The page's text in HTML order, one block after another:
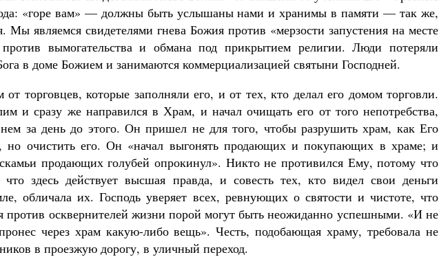
«горе вам» — должны быть услышаны нами и хранимы в памяти — так же,
Мы являемся свидетелями гнева Божия против «мерзости запустения на месте
вымогательства и обмана под прикрытием религии. Люди потеряли
в доме Божием и занимаются коммерциализацией святыни Господней.
торговцев, которые заполняли его, и от тех, кто делал его домом торговли.
и сразу же направился в Храм, и начал очищать его от того непотребства,
за день до этого. Он пришел не для того, чтобы разрушить храм, как Его
но очистить его. Он «начал выгонять продающих и покупающих в храме; и
продающих голубей опрокинул». Никто не противился Ему, потому что
здесь действует высшая правда, и совесть тех, кто видел свои деньги
обличала их. Господь уверяет всех, ревнующих о святости и чистоте, что
против осквернителей жизни порой могут быть неожиданно успешными. «И не
через храм какую-либо вещь». Честь, подобающая храму, требовала не
в проезжую дорогу, в уличный переход.